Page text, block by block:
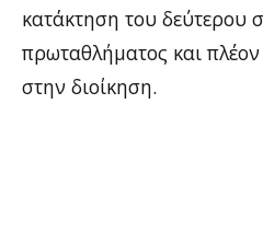
κατάκτηση του δεύτερου
πρωταθλήματος και
στην διοίκηση.